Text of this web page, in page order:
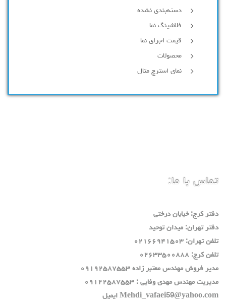
دسته‌بندی نشده
فلاشینگ نما
قیمت اجرای نما
محصولات
نمای استرچ متال
تماس با ما:
دفتر كرج: خيابان درختي
دفتر تهران: ميدان توحيد
تلفن تهران: ٠٢١٦٦٩٤١٥٠٣
تلفن كرج: ٠٢٦٣٣٥٠٠٨٨٨
مدير فروش مهندس معتبر زاده ٠٩١٩٢٥٨٧٥٥٣
مديريت مهندس مهدي وفايي : ٠٩١٢٢٥٨٧٥٥٣
Mehdi_vafaei59@yahoo.com ايميل